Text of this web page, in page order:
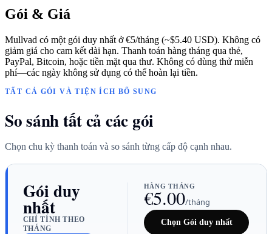
Gói & Giá
Mullvad có một gói duy nhất ở €5/tháng (~$5.40 USD). Không có
giảm giá cho cam kết dài hạn. Thanh toán hàng tháng qua thẻ,
PayPal, Bitcoin, hoặc tiền mặt qua thư. Không có dùng thử miễn
phí—các ngày không sử dụng có thể hoàn lại tiền.
TẤT CẢ GÓI VÀ TIỆN ÍCH BỔ SUNG
So sánh tất cả các gói
Chọn chu kỳ thanh toán và so sánh từng cấp độ cạnh nhau.
Gói duy
nhất
CHỈ TÍNH THEO
THÁNG
HÀNG THÁNG
€5.00/tháng
Chọn Gói duy nhất